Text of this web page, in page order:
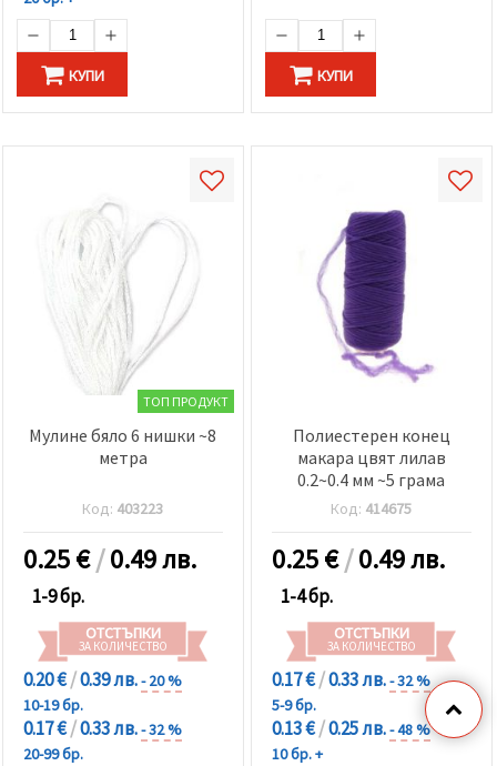
КУПИ КУПИ
ТОП ПРОДУКТ
Мулине бяло 6 нишки ~8
метра
Код: 403223
0.25€/0.49 лв.
1-9 бр.
ОТСТЪПКИ
ЗА КОЛИЧЕСТВО
0.20 €/0.39 лв.- 20 %
10-19 бр.
0.17 €/0.33 лв.- 32 %
20-99 бр.
Полиестерен конец
макара цвят лилав
0.2~0.4 мм ~5 грама
Код: 414675
0.25€/0.49 лв.
1-4 бр.
ОТСТЪПКИ
ЗА КОЛИЧЕСТВО
0.17 €/0.33 лв.- 32 %
5-9 бр.
0.13 €/0.25 лв.- 48 %
10 бр. +